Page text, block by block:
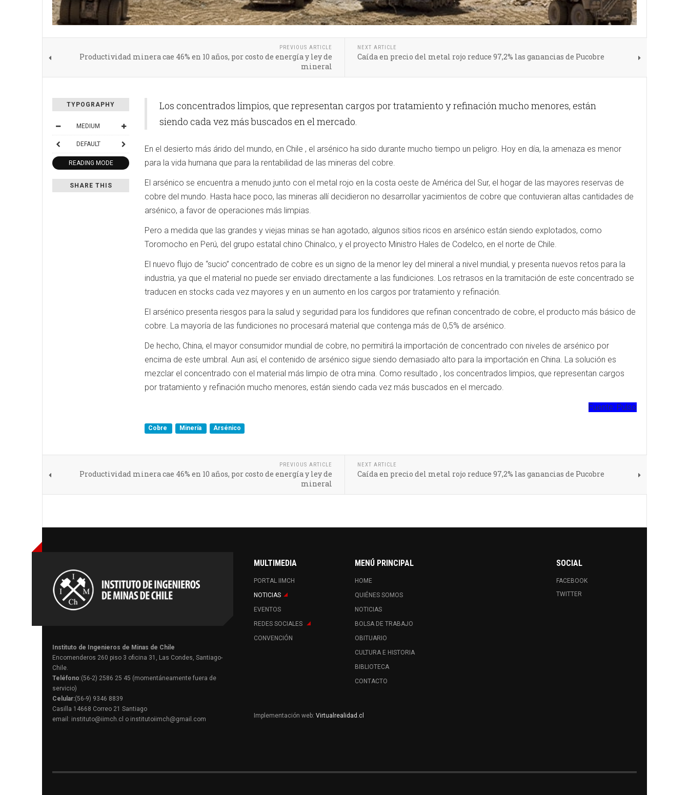
PREVIOUS ARTICLE
Productividad minera cae 46% en 10 años, por costo de energía y ley de
mineral
NEXT ARTICLE
Caída en precio del metal rojo reduce 97,2% las ganancias de Pucobre
TYPOGRAPHY
MEDIUM
DEFAULT
READING MODE
SHARE THIS
Los concentrados limpios, que representan cargos por tratamiento y refinación mucho menores, están
siendo cada vez más buscados en el mercado.
En el desierto más árido del mundo, en Chile , el arsénico ha sido durante mucho tiempo un peligro. Hoy en día, la amenaza es menor
para la vida humana que para la rentabilidad de las mineras del cobre.
El arsénico se encuentra a menudo junto con el metal rojo en la costa oeste de América del Sur, el hogar de las mayores reservas de
cobre del mundo. Hasta hace poco, las mineras allí decidieron no desarrollar yacimientos de cobre que contuvieran altas cantidades de
arsénico, a favor de operaciones más limpias.
Pero a medida que las grandes y viejas minas se han agotado, algunos sitios ricos en arsénico están siendo explotados, como
Toromocho en Perú, del grupo estatal chino Chinalco, y el proyecto Ministro Hales de Codelco, en el norte de Chile.
El nuevo flujo de “sucio” concentrado de cobre es un signo de la menor ley del mineral a nivel mundial, y presenta nuevos retos para la
industria, ya que el material no puede ser enviado directamente a las fundiciones. Los retrasos en la tramitación de este concentrado se
traducen en stocks cada vez mayores y en un aumento en los cargos por tratamiento y refinación.
El arsénico presenta riesgos para la salud y seguridad para los fundidores que refinan concentrado de cobre, el producto más básico de
cobre. La mayoría de las fundiciones no procesará material que contenga más de 0,5% de arsénico.
De hecho, China, el mayor consumidor mundial de cobre, no permitirá la importación de concentrado con niveles de arsénico por
encima de este umbral. Aun así, el contenido de arsénico sigue siendo demasiado alto para la importación en China. La solución es
mezclar el concentrado con el material más limpio de otra mina. Como resultado , los concentrados limpios, que representan cargos
por tratamiento y refinación mucho menores, están siendo cada vez más buscados en el mercado.
Fuente: Pulso
Cobre Minería Arsénico
PREVIOUS ARTICLE
Productividad minera cae 46% en 10 años, por costo de energía y ley de
mineral
NEXT ARTICLE
Caída en precio del metal rojo reduce 97,2% las ganancias de Pucobre
Instituto de Ingenieros de Minas de Chile
Encomenderos 260 piso 3 oficina 31, Las Condes, Santiago-
Chile.
Teléfono:(56-2) 2586 25 45 (momentáneamente fuera de
servicio)
Celular:(56-9) 9346 8839
Casilla 14668 Correo 21 Santiago
email: instituto@iimch.cl o institutoiimch@gmail.com
MULTIMEDIA
PORTAL IIMCH
NOTICIAS
EVENTOS
REDES SOCIALES
CONVENCIÓN
MENÚ PRINCIPAL
HOME
QUIÉNES SOMOS
NOTICIAS
BOLSA DE TRABAJO
OBITUARIO
CULTURA E HISTORIA
BIBLIOTECA
CONTACTO
SOCIAL
FACEBOOK
TWITTER
Implementación web:Virtualrealidad.cl